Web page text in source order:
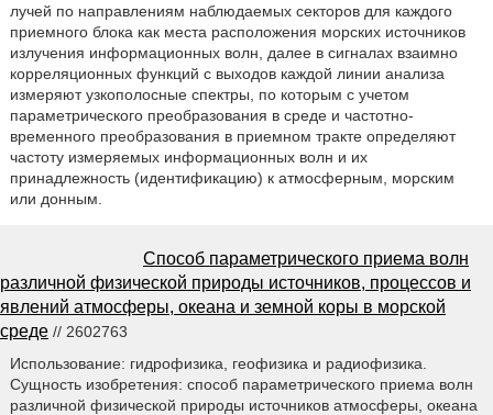
лучей по направлениям наблюдаемых секторов для каждого
приемного блока как места расположения морских источников
излучения информационных волн, далее в сигналах взаимно
корреляционных функций с выходов каждой линии анализа
измеряют узкополосные спектры, по которым с учетом
параметрического преобразования в среде и частотно-
временного преобразования в приемном тракте определяют
частоту измеряемых информационных волн и их
принадлежность (идентификацию) к атмосферным, морским
или донным.
Способ параметрического приема волн
различной физической природы источников, процессов и
явлений атмосферы, океана и земной коры в морской
среде // 2602763
Использование: гидрофизика, геофизика и радиофизика.
Сущность изобретения: способ параметрического приема волн
различной физической природы источников атмосферы, океана